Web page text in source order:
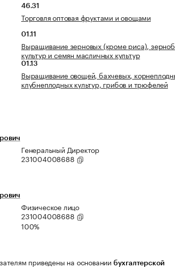
46.31
Торговля оптовая фруктами и овощами
01.11
Выращивание зерновых (кроме риса),
культур и семян масличных культур
01.13
Выращивание овощей, бахчевых,
клубнеплодных культур, грибов и трюфелей
Генеральный Директор
231004008688
Физическое лицо
231004008688
100%
приведены на основании бухгалтерской